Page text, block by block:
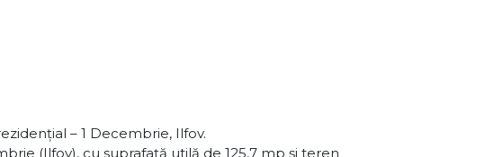
– 1 Decembrie, Ilfov.
(Ilfov), cu suprafață utilă de 125,7 mp și teren